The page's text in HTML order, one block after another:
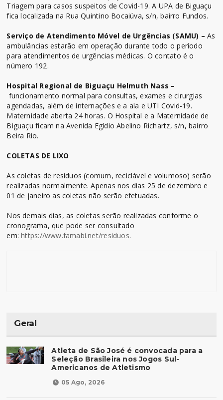
Triagem para casos suspeitos de Covid-19. A UPA de Biguaçu
fica localizada na Rua Quintino Bocaiúva, s/n, bairro Fundos.
Serviço de Atendimento Móvel de Urgências (SAMU) –As
ambulâncias estarão em operação durante todo o período
para atendimentos de urgências médicas. O contato é o
número 192.
Hospital Regional de Biguaçu Helmuth Nass –
funcionamento normal para consultas, exames e cirurgias
agendadas, além de internações e a ala e UTI Covid-19.
Maternidade aberta 24 horas. O Hospital e a Maternidade de
Biguaçu ficam na Avenida Egídio Abelino Richartz, s/n, bairro
Beira Rio.
COLETAS DE LIXO
As coletas de resíduos (comum, reciclável e volumoso) serão
realizadas normalmente. Apenas nos dias 25 de dezembro e
01 de janeiro as coletas não serão efetuadas.
Nos demais dias, as coletas serão realizadas conforme o
cronograma, que pode ser consultado
em:https://www.famabi.net/residuos.
Geral
Atleta de São José é convocada para a
Seleção Brasileira nos Jogos Sul-
Americanos de Atletismo
05 Ago, 2026